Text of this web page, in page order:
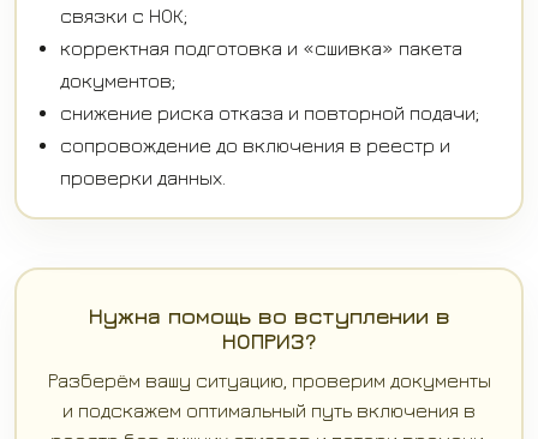
связки с НОК;
корректная подготовка и «сшивка» пакета
документов;
снижение риска отказа и повторной подачи;
сопровождение до включения в реестр и
проверки данных.
Нужна помощь во вступлении в
НОПРИЗ?
Разберём вашу ситуацию, проверим документы
и подскажем оптимальный путь включения в